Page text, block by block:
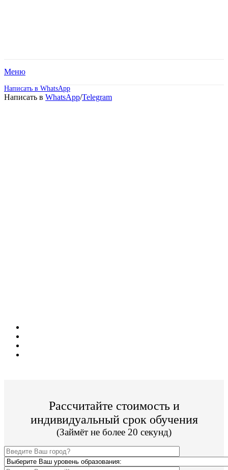
Меню
Написать в WhatsApp
Написать в WhatsApp/Telegram
Рассчитайте стоимость и
индивидуальный срок обучения
(Займёт не более 20 секунд)